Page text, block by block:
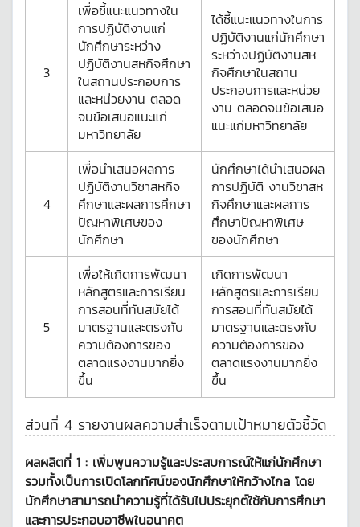
3
เพื่อชี้แนะแนวทางใน
การปฏิบัติงานแก่
นักศึกษาระหว่าง
ปฏิบัติงานสหกิจศึกษา
ในสถานประกอบการ
และหน่วยงาน ตลอด
จนข้อเสนอแนะแก่
มหาวิทยาลัย
ได้ชี้แนะแนวทางในการ
ปฏิบัติงานแก่นักศึกษา
ระหว่างปฏิบัติงานสห
กิจศึกษาในสถาน
ประกอบการและหน่วย
งาน ตลอดจนข้อเสนอ
แนะแก่มหาวิทยาลัย
4
เพื่อนำเสนอผลการ
ปฏิบัติงานวิชาสหกิจ
ศึกษาและผลการศึกษา
ปัญหาพิเศษของ
นักศึกษา
นักศึกษาได้นำเสนอผล
การปฏิบัติ งานวิชาสห
กิจศึกษาและผลการ
ศึกษาปัญหาพิเศษ
ของนักศึกษา
5
เพื่อให้เกิดการพัฒนา
หลักสูตรและการเรียน
การสอนที่ทันสมัยได้
มาตรฐานและตรงกับ
ความต้องการของ
ตลาดแรงงานมากยิ่ง
ขึ้น
เกิดการพัฒนา
หลักสูตรและการเรียน
การสอนที่ทันสมัยได้
มาตรฐานและตรงกับ
ความต้องการของ
ตลาดแรงงานมากยิ่ง
ขึ้น
ส่วนที่ 4 รายงานผลความสำเร็จตามเป้าหมายตัวชี้วัด
ผลผลิตที่ 1 : เพิ่มพูนความรู้และประสบการณ์ให้แก่นักศึกษา
รวมทั้งเป็นการเปิดโลกทัศน์ของนักศึกษาให้กว้างไกล โดย
นักศึกษาสามารถนำความรู้ที่ได้รับไปประยุกต์ใช้กับการศึกษา
และการประกอบอาชีพในอนาคต